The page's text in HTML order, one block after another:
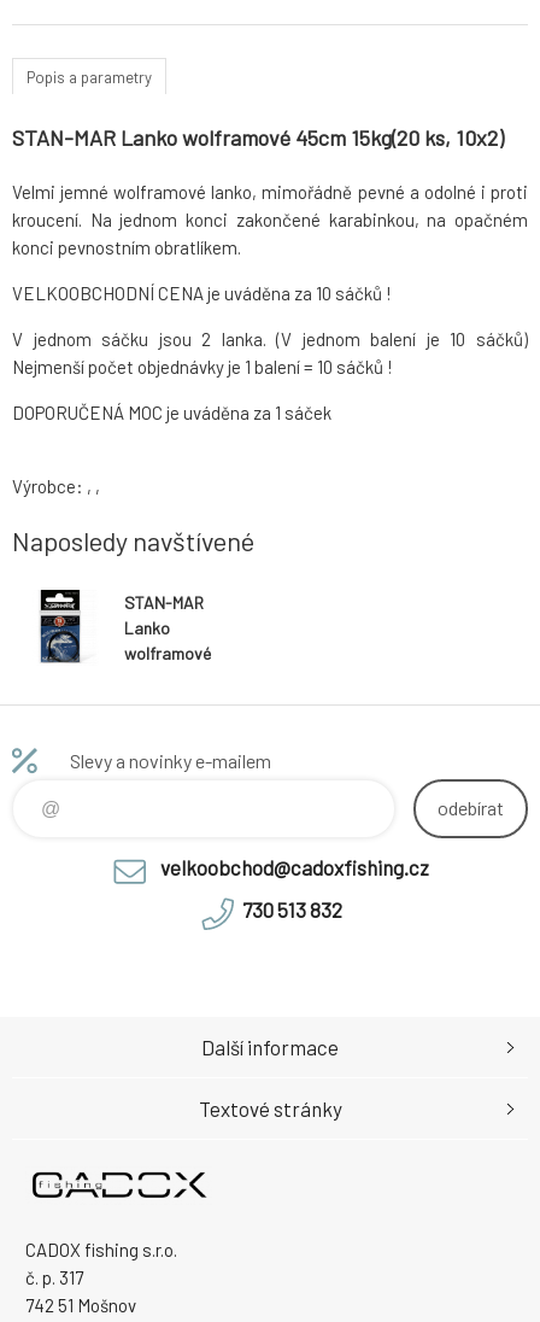
Popis a parametry
STAN-MAR Lanko wolframové 45cm 15kg(20 ks, 10x2)
Velmi jemné wolframové lanko, mimořádně pevné a odolné i proti
kroucení. Na jednom konci zakončené karabinkou, na opačném
konci pevnostním obratlíkem.
VELKOOBCHODNÍ CENA je uváděna za 10 sáčků !
V jednom sáčku jsou 2 lanka. (V jednom balení je 10 sáčků)
Nejmenší počet objednávky je 1 balení = 10 sáčků !
DOPORUČENÁ MOC je uváděna za 1 sáček
Výrobce: , ,
Naposledy navštívené
STAN-MAR
Lanko
wolframové
ks, 10x2)
Slevy a novinky e-mailem
odebírat
velkoobchod@cadoxfishing.cz
730 513 832
CADOX fishing s.r.o.
č. p. 317
742 51 Mošnov
Další informace
Textové stránky